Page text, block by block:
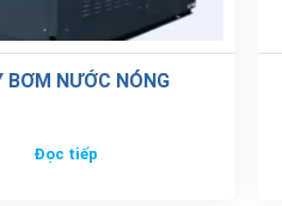
BƠM NƯỚC NÓNG
Đọc tiếp